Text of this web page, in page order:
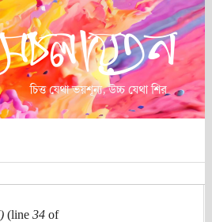
(line 34of